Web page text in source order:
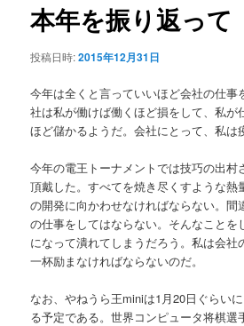
コ
テ
ツ
へ
移
動
本年を振り返って
投稿日時:2015年12月31日
今年は全くと言っていいほど会社の仕事
社は私が働けば働くほど損をして、私が
ほど儲かるようだ。会社にとって、私は
今年の電王トーナメントでは技巧の出村
頂戴した。すべてを焼き尽くすような熱
の開発に向かわせなければならない。間
の仕事をしてはならない。そんなことを
になって潰れてしまうだろう。私は会社
一杯励まなければならないのだ。
なお、やねうら王miniは1月20日ぐらい
る予定である。世界コンピュータ将棋選